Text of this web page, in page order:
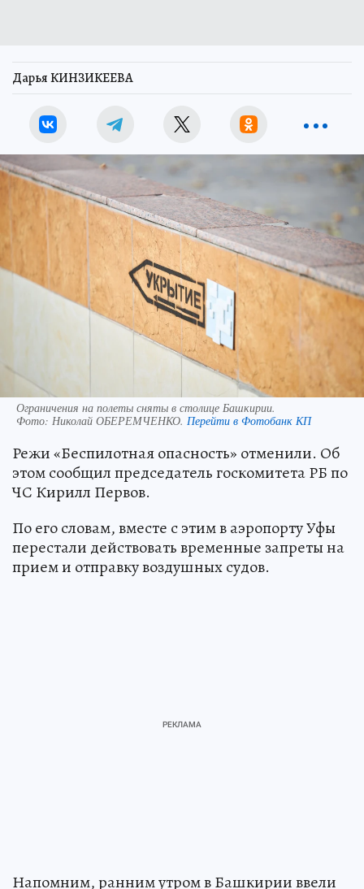
Дарья КИНЗИКЕЕВА
Ограничения на полеты сняты в столице Башкирии.
Фото: Николай ОБЕРЕМЧЕНКО. Перейти в Фотобанк КП
Режи «Беспилотная опасность» отменили. Об
этом сообщил председатель госкомитета РБ по
ЧС Кирилл Первов.
По его словам, вместе с этим в аэропорту Уфы
перестали действовать временные запреты на
прием и отправку воздушных судов.
Напомним, ранним утром в Башкирии ввели